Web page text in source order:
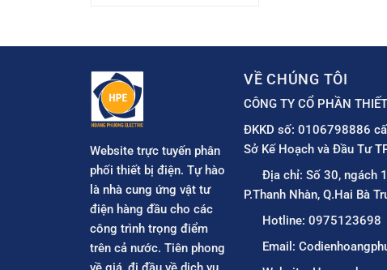
Website trực tuyến phân
phối thiết bị điện. Tự hào
là nhà cung ứng vật tư
điện hàng đầu cho các
công trình trọng điểm
trên cả nước. Tiên phong
VỀ CHÚNG TÔI
CÔNG TY CỔ PHẦN
ĐKKD số: 0106798886
Sở Kế Hoạch và Đầu Tư
Địa chỉ: Số 30, ngách
P.Thanh Nhàn, Q.Hai Bà
Hotline: 0975123698
Email: